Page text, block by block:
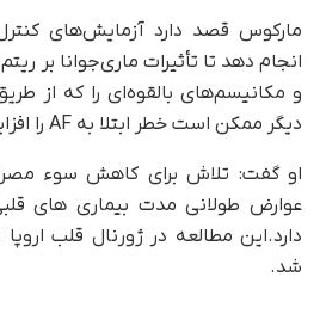
مارکوس قصد دارد آزمایش‌های
انجام دهد تا تأثیرات ماری‌جوانا بر
و مکانیسم‌های بالقوه‌ای را که از
دیگر ممکن است خطر ابتلا به AF را افزایش دهد، بررسی کند.
او گفت: تلاش برای کاهش سوء
شد.